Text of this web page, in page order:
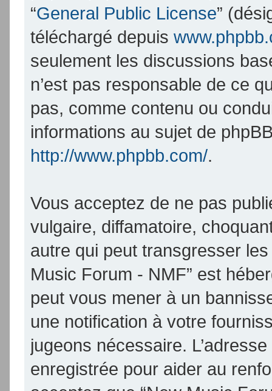
“General Public License”
téléchargé depuis
seulement les discussions
n’est pas responsable de ce
pas, comme contenu ou
informations au sujet de
http://www.phpbb.com/.
Vous acceptez de ne pas
vulgaire, diffamatoire,
autre qui peut transgresser
Music Forum - NMF” est
peut vous mener à un
une notification à votre
jugeons nécessaire.
enregistrée pour aider au